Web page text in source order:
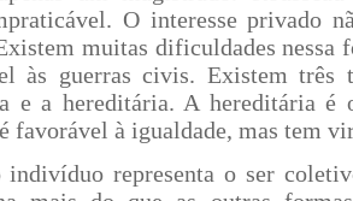
O interesse privado
muitas dificuldades nessa
às guerras civis. Existem três
e a hereditária. A hereditária é
favorável à igualdade, mas tem
indivíduo representa o ser